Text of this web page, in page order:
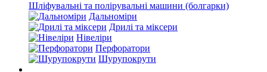
Шліфувальні та полірувальні машини (болгарки)
Дальноміри
Дрилі та міксери
Нівеліри
Перфоратори
Шурупокрути